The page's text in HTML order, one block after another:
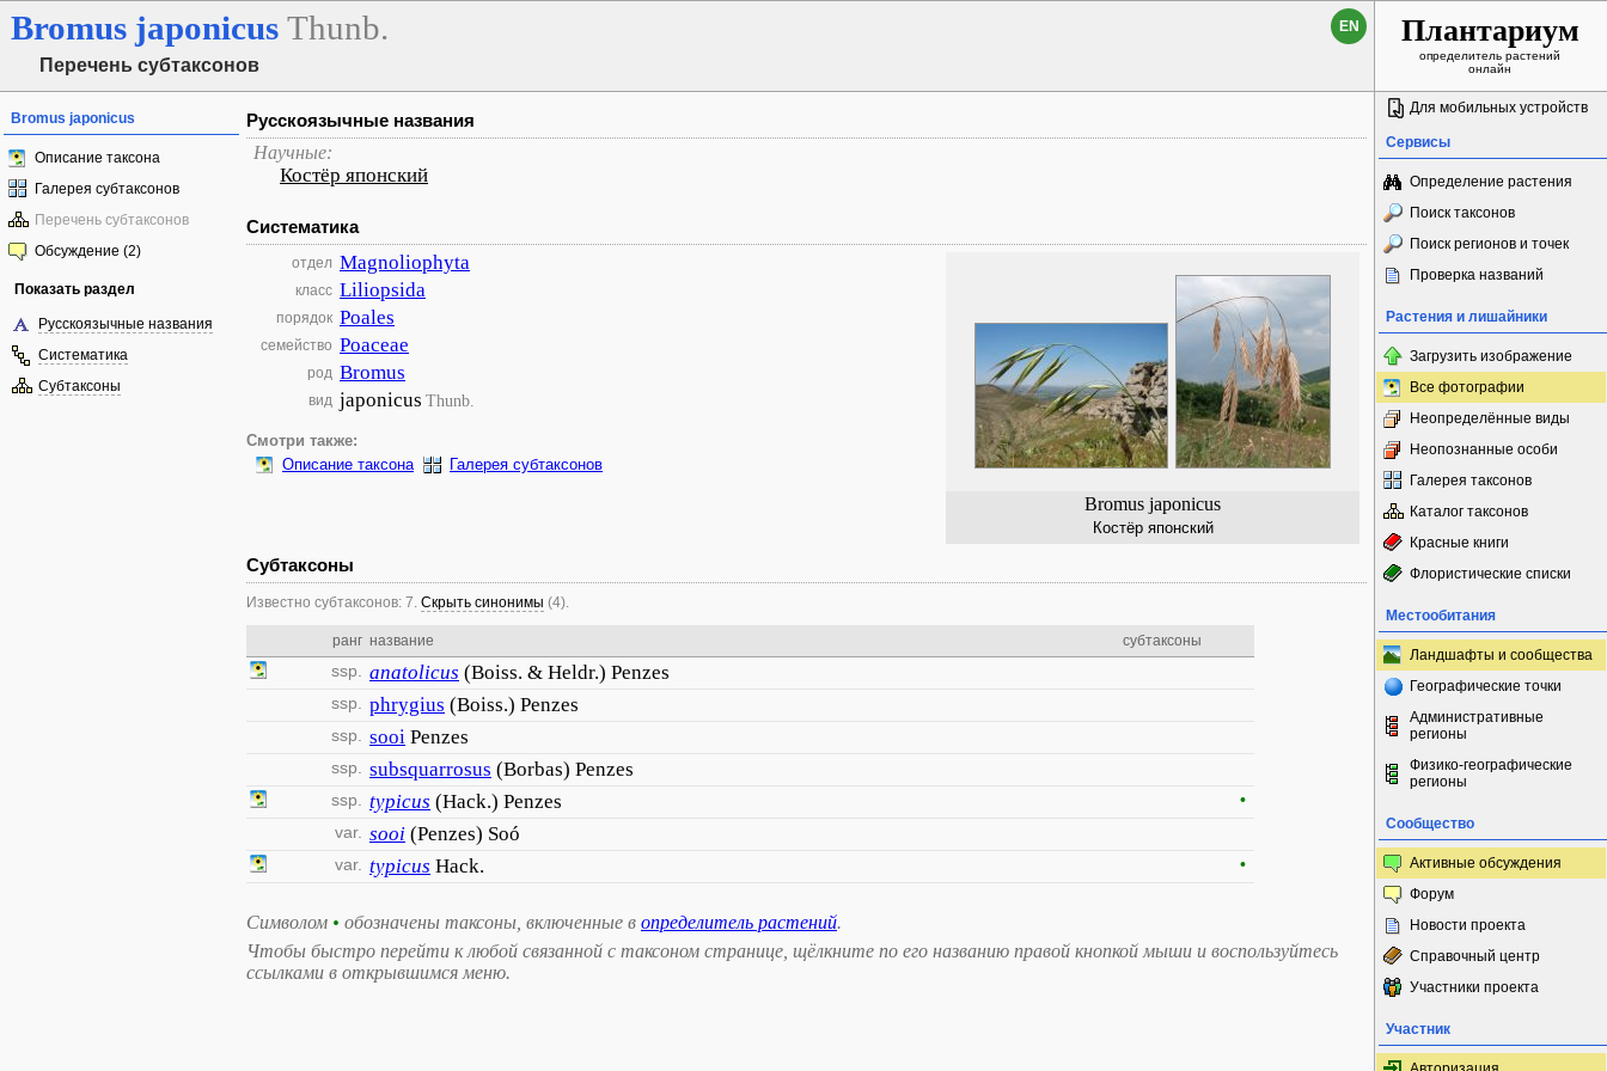
Bromus japonicus Thunb.
Перечень субтаксонов
EN Плантариум
определитель растений
онлайн
Bromus japonicus
Описание таксона
Галерея субтаксонов
Перечень субтаксонов
Обсуждение (2)
Показать раздел
Русскоязычные названия
Систематика
Субтаксоны
Русскоязычные названия
Научные:
Костёр японский
Систематика
Bromus japonicus
Костёр японский
отдел Magnoliophyta
класс Liliopsida
порядок Poales
семейство Poaceae
род Bromus
вид japonicus Thunb.
Смотри также:
Описание таксона
Галерея субтаксонов
Субтаксоны
Известно субтаксонов: 7. Скрыть синонимы (4).
ранг название субтаксоны
ssp. anatolicus (Boiss. & Heldr.) Penzes
ssp. phrygius (Boiss.) Penzes
ssp. sooi Penzes
ssp. subsquarrosus (Borbas) Penzes
ssp. typicus (Hack.) Penzes
•
var. sooi (Penzes) Soó
var. typicus Hack. •
Символом • обозначены таксоны, включенные в определитель растений.
Чтобы быстро перейти к любой связанной с таксоном странице, щёлкните по его названию правой кнопкой мыши и воспользуйтесь
ссылками в открывшимся меню.
Для мобильных устройств
Сервисы
Определение растения
Поиск таксонов
Поиск регионов и точек
Проверка названий
Растения и лишайники
Загрузить изображение
Все фотографии
Неопределённые виды
Неопознанные особи
Галерея таксонов
Каталог таксонов
Красные книги
Флористические списки
Местообитания
Ландшафты и сообщества
Географические точки
Административные
регионы
Физико-географические
регионы
Сообщество
Активные обсуждения
Форум
Новости проекта
Справочный центр
Участники проекта
Участник